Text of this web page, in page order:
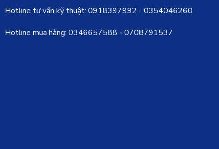
Hotline tư vấn kỹ thuật: 0918397992 - 0354046260
Hotline mua hàng: 0346657588 - 0708791537